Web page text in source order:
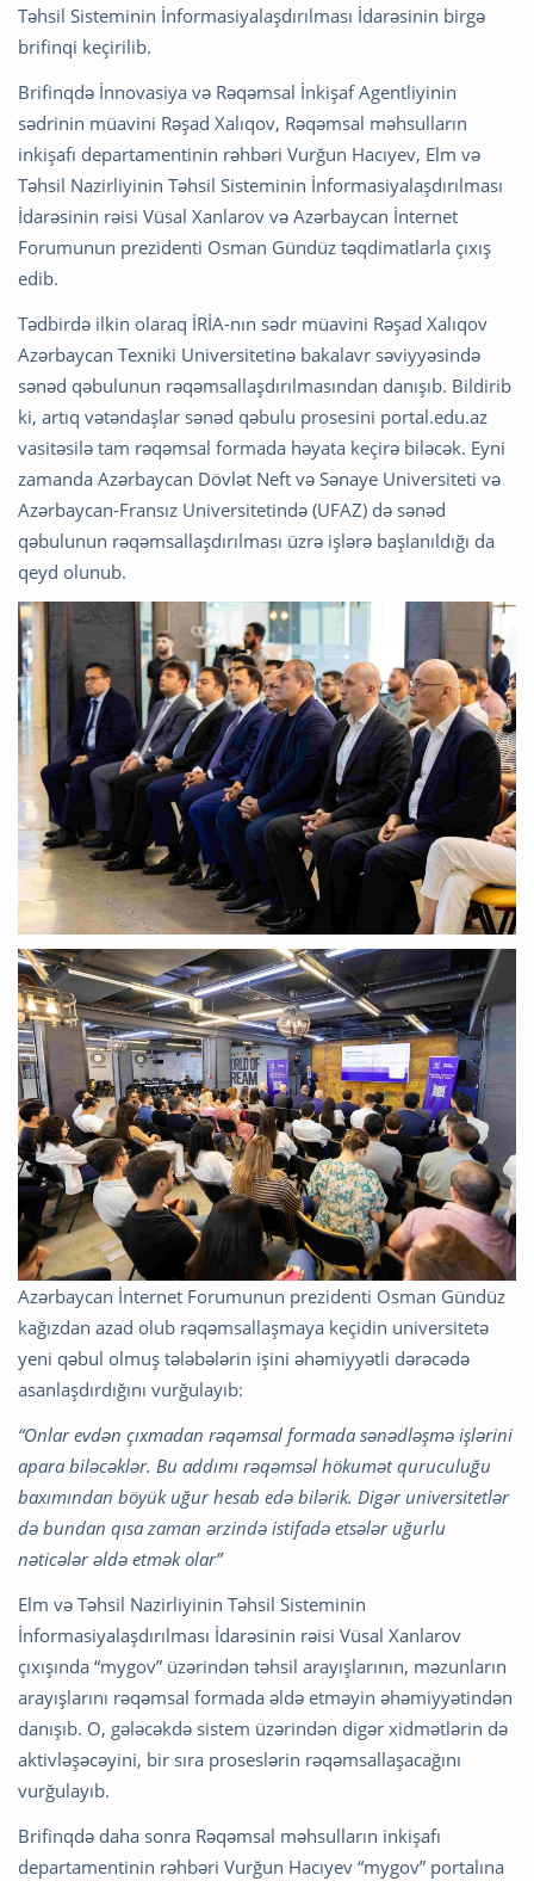
Təhsil Sisteminin İnformasiyalaşdırılması İdarəsinin birgə
brifinqi keçirilib.
Brifinqdə İnnovasiya və Rəqəmsal İnkişaf Agentliyinin
sədrinin müavini Rəşad Xalıqov, Rəqəmsal məhsulların
inkişafı departamentinin rəhbəri Vurğun Hacıyev, Elm və
Təhsil Nazirliyinin Təhsil Sisteminin İnformasiyalaşdırılması
İdarəsinin rəisi Vüsal Xanlarov və Azərbaycan İnternet
Forumunun prezidenti Osman Gündüz təqdimatlarla çıxış
edib.
Tədbirdə ilkin olaraq İRİA-nın sədr müavini Rəşad Xalıqov
Azərbaycan Texniki Universitetinə bakalavr səviyyəsində
sənəd qəbulunun rəqəmsallaşdırılmasından danışıb. Bildirib
ki, artıq vətəndaşlar sənəd qəbulu prosesini portal.edu.az
vasitəsilə tam rəqəmsal formada həyata keçirə biləcək. Eyni
zamanda Azərbaycan Dövlət Neft və Sənaye Universiteti və
Azərbaycan-Fransız Universitetində (UFAZ) də sənəd
qəbulunun rəqəmsallaşdırılması üzrə işlərə başlanıldığı da
qeyd olunub.
Azərbaycan İnternet Forumunun prezidenti Osman Gündüz
kağızdan azad olub rəqəmsallaşmaya keçidin universitetə
yeni qəbul olmuş tələbələrin işini əhəmiyyətli dərəcədə
asanlaşdırdığını vurğulayıb:
“Onlar evdən çıxmadan rəqəmsal formada sənədləşmə işlərini
apara biləcəklər. Bu addımı rəqəmsəl hökumət quruculuğu
baxımından böyük uğur hesab edə bilərik. Digər universitetlər
də bundan qısa zaman ərzində istifadə etsələr uğurlu
nəticələr əldə etmək olar”
Elm və Təhsil Nazirliyinin Təhsil Sisteminin
İnformasiyalaşdırılması İdarəsinin rəisi Vüsal Xanlarov
çıxışında “mygov” üzərindən təhsil arayışlarının, məzunların
arayışlarını rəqəmsal formada əldə etməyin əhəmiyyətindən
danışıb. O, gələcəkdə sistem üzərindən digər xidmətlərin də
aktivləşəcəyini, bir sıra proseslərin rəqəmsallaşacağını
vurğulayıb.
Brifinqdə daha sonra Rəqəmsal məhsulların inkişafı
departamentinin rəhbəri Vurğun Hacıyev “mygov” portalına